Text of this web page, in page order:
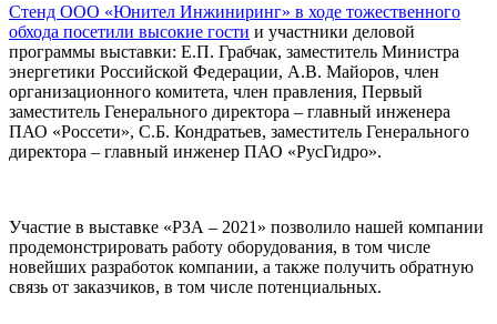
Стенд ООО «Юнител Инжиниринг» в ходе тожественного
обхода посетили высокие гости и участники деловой
программы выставки: Е.П. Грабчак, заместитель Министра
энергетики Российской Федерации, А.В. Майоров, член
организационного комитета, член правления, Первый
заместитель Генерального директора – главный инженера
ПАО «Россети», С.Б. Кондратьев, заместитель Генерального
директора – главный инженер ПАО «РусГидро».
Участие в выставке «РЗА – 2021» позволило нашей компании
продемонстрировать работу оборудования, в том числе
новейших разработок компании, а также получить обратную
связь от заказчиков, в том числе потенциальных.